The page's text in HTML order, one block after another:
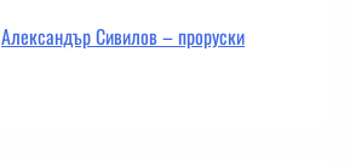
Александър Сивилов – проруски